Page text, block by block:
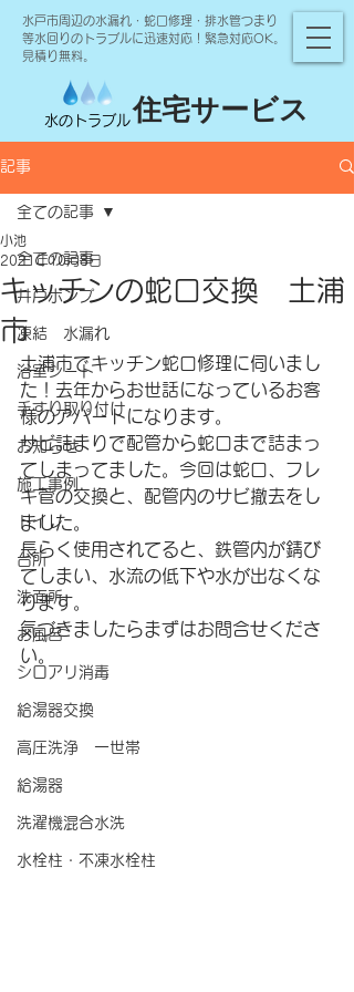
水戸市周辺の水漏れ・蛇口修理・排水管つまり
等水回りのトラブルに迅速対応！緊急対応OK。
見積り無料。
水のトラブル住宅サービス
記事
全ての記事
井戸ポンプ
凍結 水漏れ
浴室シート
手すり取り付け
お知らせ
施工事例
トイレ
台所
洗面所
お風呂
シロアリ消毒
給湯器交換
高圧洗浄 一世帯
給湯器
洗濯機混合水洗
水栓柱・不凍水栓柱
全ての記事
キッチンの蛇口交換 土浦
市
小池
2021年10月8日
土浦市でキッチン蛇口修理に伺いまし
た！去年からお世話になっているお客
様のアパートになります。
サビ詰まりで配管から蛇口まで詰まっ
てしまってました。今回は蛇口、フレ
キ菅の交換と、配管内のサビ撤去をし
ました。
長らく使用されてると、鉄管内が錆び
てしまい、水流の低下や水が出なくな
ります。
気づきましたらまずはお問合せくださ
い。